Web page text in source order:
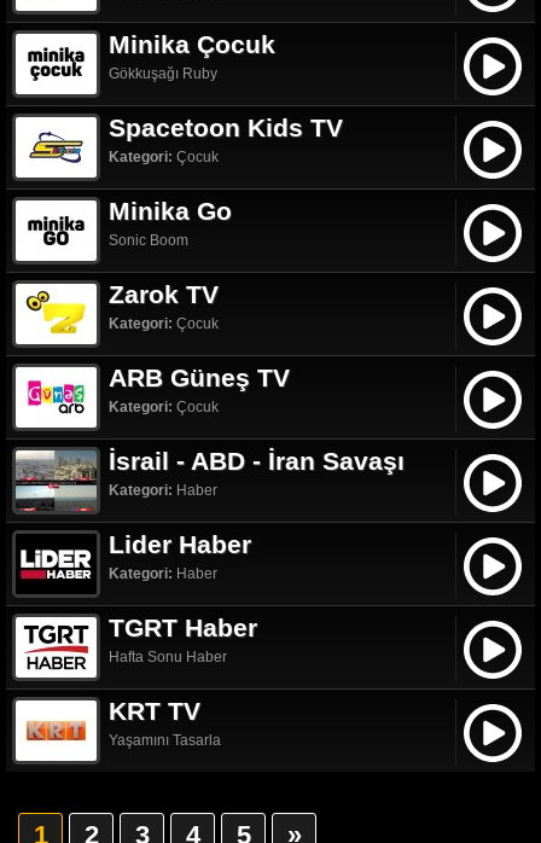
Minika Çocuk
Gökkuşağı Ruby
Spacetoon Kids TV
Kategori: Çocuk
Minika Go
Sonic Boom
Zarok TV
Kategori: Çocuk
ARB Güneş TV
Kategori: Çocuk
İsrail - ABD - İran Savaşı
Kategori: Haber
Lider Haber
Kategori: Haber
TGRT Haber
Hafta Sonu Haber
KRT TV
Yaşamını Tasarla
1 2 3 4 5 »